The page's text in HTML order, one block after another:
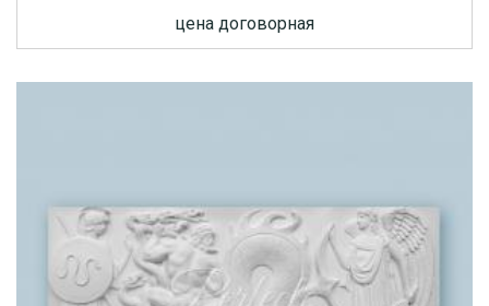
цена договорная